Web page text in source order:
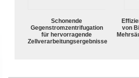
Schonende
Gegenstromzentrifugation
für hervorragende
Zellverarbeitungsergebnisse
von